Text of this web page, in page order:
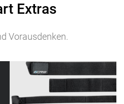
Extras
Vorausdenken.